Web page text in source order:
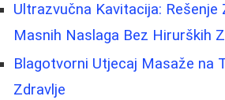
Ultrazvučna Kavitacija: Rešenje
Masnih Naslaga Bez Hirurških
Blagotvorni Utjecaj Masaže na
Zdravlje